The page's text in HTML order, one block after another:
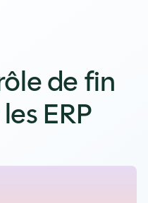
de fin
ERP